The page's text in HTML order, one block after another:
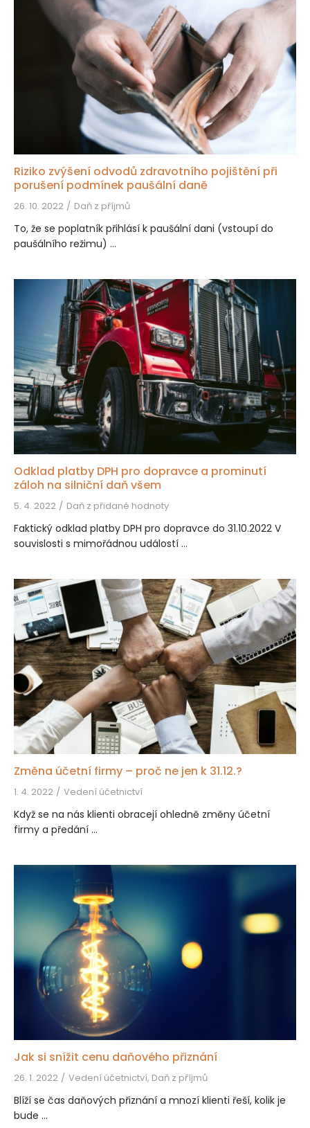
Riziko zvýšení odvodů zdravotního pojištění při
porušení podmínek paušální daně
26. 10. 2022 Daň z příjmů
To, že se poplatník přihlásí k paušální dani (vstoupí do
paušálního režimu) ...
Odklad platby DPH pro dopravce a prominutí
záloh na silniční daň všem
5. 4. 2022 Daň z přidané hodnoty
Faktický odklad platby DPH pro dopravce do 31.10.2022 V
souvislosti s mimořádnou událostí ...
Změna účetní firmy – proč ne jen k 31.12.?
1. 4. 2022 Vedení účetnictví
Když se na nás klienti obracejí ohledně změny účetní
firmy a předání ...
Jak si snížit cenu daňového přiznání
26. 1. 2022 Vedení účetnictví, Daň z příjmů
Blíží se čas daňových přiznání a mnozí klienti řeší, kolik je
bude ...